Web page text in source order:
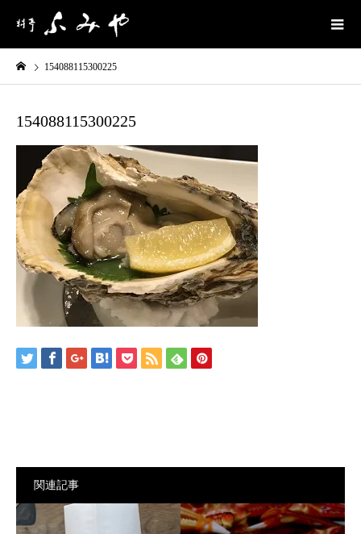
154088115300225
154088115300225
関連記事